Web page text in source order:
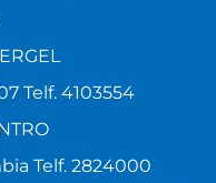
Telf. 4103554
Telf. 2824000